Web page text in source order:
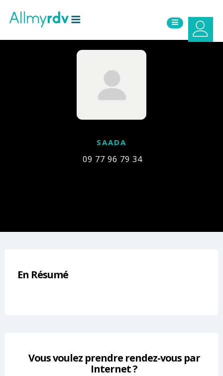
SAADA
09 77 96 79 34
En Résumé
Vous voulez prendre rendez-vous par
Internet ?